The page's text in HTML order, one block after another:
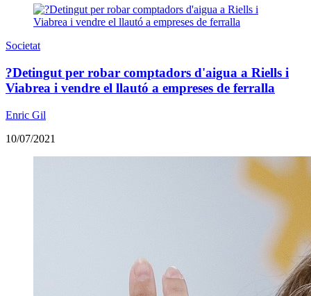
Societat
?Detingut per robar comptadors d'aigua a Riells i
Viabrea i vendre el llautó a empreses de ferralla
Enric Gil
10/07/2021